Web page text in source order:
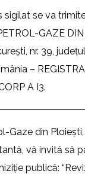
sigilat se va
GAZE
nr. 39,
–
A I3.
Gaze din
vă invită să
publică: